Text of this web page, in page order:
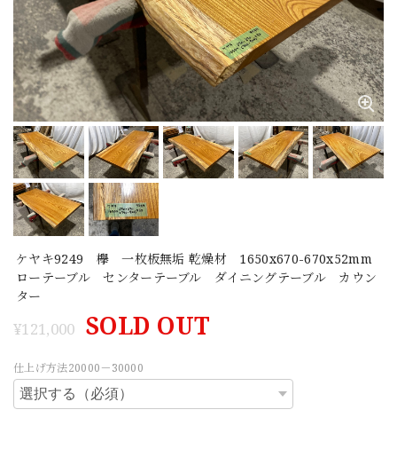
ケヤキ9249 欅 一枚板無垢 乾燥材 1650x670-670x52mm
ローテーブル センターテーブル ダイニングテーブル カウン
ター
¥121,000 SOLD OUT
仕上げ方法20000－30000